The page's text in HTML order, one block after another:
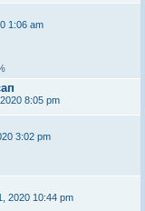
1:06 am
8:05 pm
3:02 pm
2020 10:44 pm